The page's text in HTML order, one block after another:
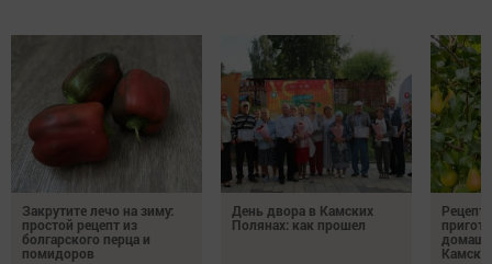
Закрутите лечо на зиму:
простой рецепт из
болгарского перца и
помидоров
День двора в Камских
Полянах: как прошел